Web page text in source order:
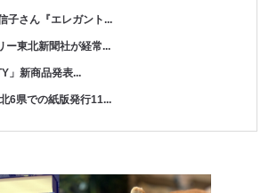
子さん『エレガント...
ー東北新聞社が経常...
」新商品発表...
6県での紙版発行11...